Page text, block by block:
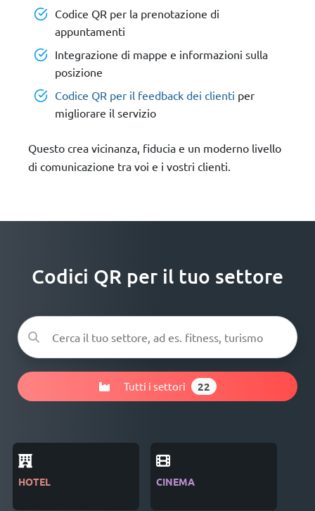
Codice QR per la prenotazione di
appuntamenti
Integrazione di mappe e informazioni sulla
posizione
Codice QR per il feedback dei clienti per
migliorare il servizio
Questo crea vicinanza, fiducia e un moderno livello
di comunicazione tra voi e i vostri clienti.
Codici QR per il tuo settore
Tutti i settori 22
HOTEL CINEMA